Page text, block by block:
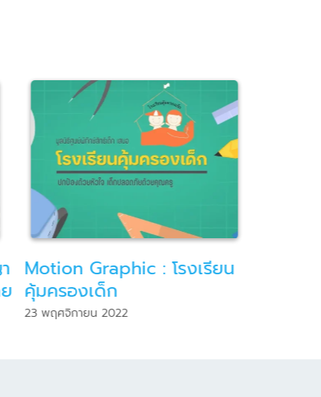
20 พฤศจิกายน “วันสิทธิเด็ก
สากล”
20 พฤศจิกายน 2022